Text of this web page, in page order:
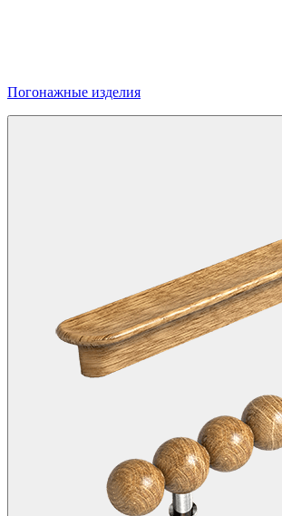
Погонажные изделия